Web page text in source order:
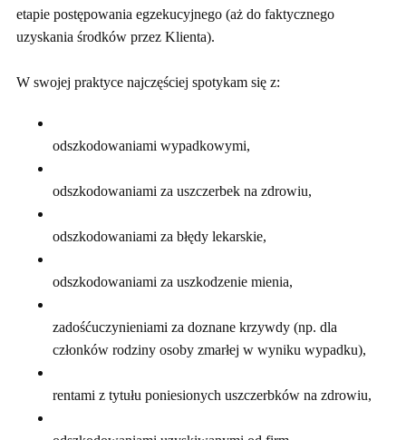
etapie postępowania egzekucyjnego (aż do faktycznego
uzyskania środków przez Klienta).
W swojej praktyce najczęściej spotykam się z:
odszkodowaniami wypadkowymi,
odszkodowaniami za uszczerbek na zdrowiu,
odszkodowaniami za błędy lekarskie,
odszkodowaniami za uszkodzenie mienia,
zadośćuczynieniami za doznane krzywdy (np. dla
członków rodziny osoby zmarłej w wyniku wypadku),
rentami z tytułu poniesionych uszczerbków na zdrowiu,